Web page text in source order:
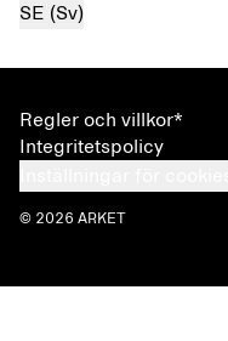
SE (Sv)
Regler och villkor*
Integritetspolicy
© 2026 ARKET